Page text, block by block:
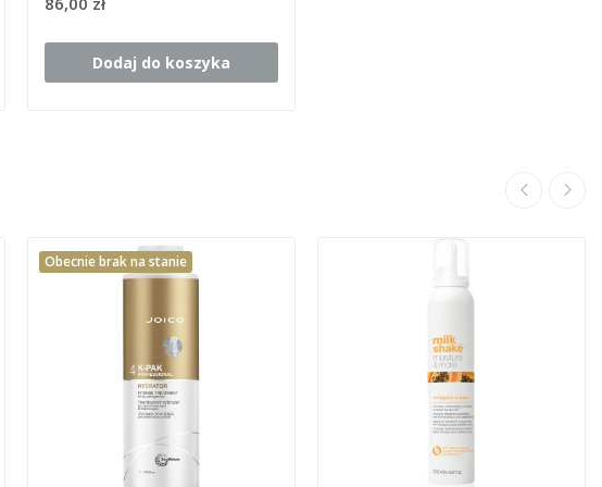
Dodaj do koszyka
Obecnie brak na stanie